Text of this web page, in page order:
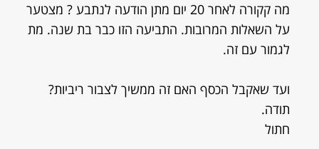
מה קקורה לאחר 20 יום מתן הודעה לנתבע ? מצטער
על השאלות המרובות. התביעה הזו כבר בת שנה. מת
לגמור עם זה.
ועד שאקבל הכסף האם זה ממשיך לצבור ריביות?
תודה.
חתול